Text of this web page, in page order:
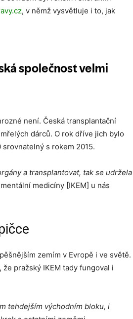
, v němž vysvětluje i to, jak
není. Česká transplantační
dárců. O rok dříve jich bylo
s rokem 2015.
a transplantovat, tak se udržela
medicíny [IKEM] u nás
zemím v Evropě i ve světě.
pražský IKEM tady fungoval i
tehdejším východním bloku, i